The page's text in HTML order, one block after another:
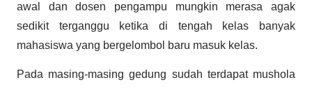
awal dan dosen pengampu mungkin merasa agak
sedikit terganggu ketika di tengah kelas banyak
mahasiswa yang bergelombol baru masuk kelas.
Pada masing-masing gedung sudah terdapat mushola